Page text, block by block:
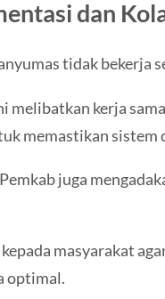
dan
tidak bekerja
melibatkan kerja
memastikan sistem
juga
masyarakat
optimal.